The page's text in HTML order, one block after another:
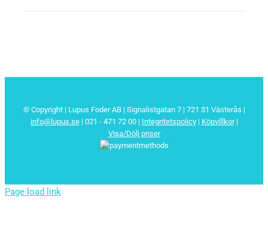
© Copyright | Lupus Foder AB | Signalistgatan 7 | 721 31 Västerås |
info@lupus.se| 021 - 471 72 00 | Integritetspolicy| Köpvillkor|
Visa/Dölj priser
Page load link